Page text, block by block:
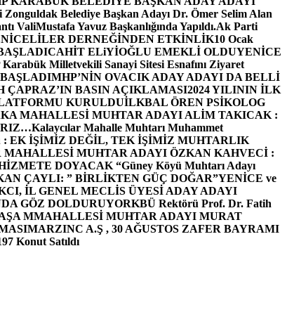
Belediye Başkan Adayı Dr. Ömer Selim Alan
ValiMustafa Yavuz Başkanlığında Yapıldı.Ak Parti
DERNEĞİNDEN ETKİNLİK10 Ocak
CAHİT ELiYİOĞLU EMEKLİ OLDUYENİCE
Karabük Milletvekili Sanayi Sitesi Esnafını Ziyaret
MHP’NİN OVACIK ADAY ADAYI DA BELLİ
ÇAPRAZ’IN BASIN AÇIKLAMASI2024 YILININ İLK
KURULDUİLKBAL ÖREN PSİKOLOG
MAHALLESİ MUHTAR ADAYI ALİM TAKICAK :
Kalaycılar Mahalle Muhtarı Muhammet
: EK İŞİMİZ DEĞİL, TEK İŞİMİZ MUHTARLIK
MAHALLESİ MUHTAR ADAYI ÖZKAN KAHVECİ :
DOYACAK “Güney Köyü Muhtarı Adayı
ÇAYLI: ” BİRLİKTEN GÜÇ DOĞAR”YENİCE ve
İL GENEL MECLİS ÜYESİ ADAY ADAYI
GÖZ DOLDURUYORKBÜ Rektörü Prof. Dr. Fatih
MMAHALLESİ MUHTAR ADAYI MURAT
MARZINC A.Ş , 30 AĞUSTOS ZAFER BAYRAMI
Konut Satıldı